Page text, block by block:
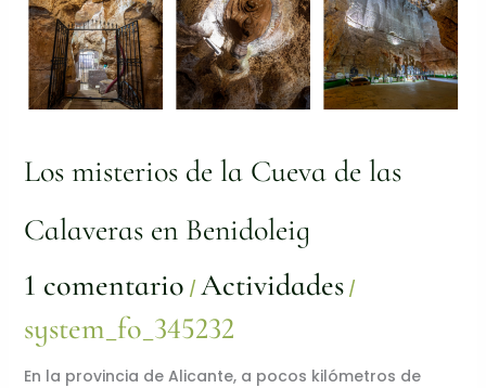
Los misterios de la Cueva de las
Calaveras en Benidoleig
1 comentario / Actividades/
system_fo_345232
En la provincia de Alicante, a pocos kilómetros de